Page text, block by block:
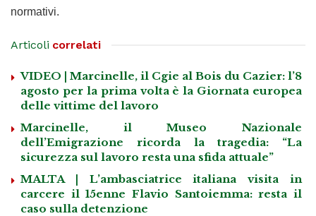
normativi.
Articoli correlati
VIDEO | Marcinelle, il Cgie al Bois du Cazier: l’8
agosto per la prima volta è la Giornata europea
delle vittime del lavoro
Marcinelle, il Museo Nazionale
dell’Emigrazione ricorda la tragedia: “La
sicurezza sul lavoro resta una sfida attuale”
MALTA | L’ambasciatrice italiana visita in
carcere il 15enne Flavio Santoiemma: resta il
caso sulla detenzione